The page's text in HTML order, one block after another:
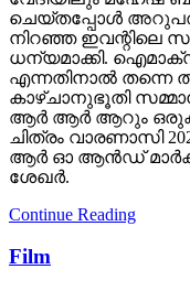
ചെയ്തപ്പോൾ
നിറഞ്ഞ ഇവന്റിലെ
ധന്യമാക്കി.
എന്നതിനാല്‍ തന്നെ
കാഴ്ചാനുഭൂതി
ആർ ആർ ആറും
ചിത്രം വാരണാസി
ആർ ഓ ആൻഡ്
ശേഖർ.
Continue Reading
Film